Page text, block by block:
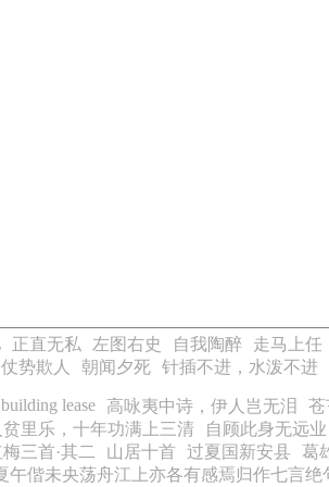
正直无私 左图右史 自我陶醉 走马上任
仗势欺人 朝闻夕死 针插不进，水泼不进
building lease 高咏夷中诗，伊人岂无泪 苍
里乐，十年功满上三清 自顾此身无远
三首·其二 山居十首 过夏国新安县 葛
偕未央荡舟江上亦各有感焉归作七言绝